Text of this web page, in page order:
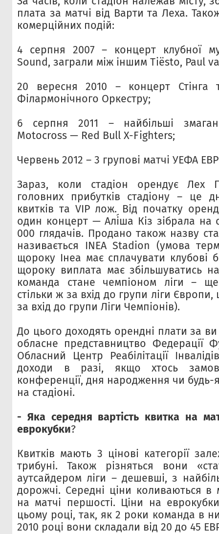
плата за матчі від Варти та Леха.
комерційних подій:
4 серпня 2007 – концерт клубної
Sound, заграли між іншим Tiësto, Paul
20 вересня 2010 – концерт Стінга
Філармонічного Оркестру;
6 серпня 2011 – найбільші
Motocross — Red Bull X-Fighters;
Червень 2012 – 3 групові матчі УЕФА
Зараз, коли стадіон орендує Лех
головних прибутків стадіону – це
квитків та VIP лож. Від початку
один концерт — Алі́ша Кіз зібрала на
000 глядачів. Продано також назву
називається INEA Stadion (умова
щороку Інеа має сплачувати клубові
щороку виплата має збільшуватись
команда стане чемпіоном ліги –
стільки ж за вхід до групи ліги
за вхід до групи Ліги Чемпіонів).
До цього доходять орендні плати за
обласне представництво Федерації
Обласний Центр Реабілітації
доходи в разі, якщо хтось
конференції, дня народження чи будь-
на стадіоні.
- Яка середня вартість квитка на
еврокубки?
Квитків мають 3 цінові категорії
трибуні. Також різняться вони
аутсайдером ліги – дешевші, з
дорожчі. Середні ціни коливаються
на матчі першості. Ціни на
цьому році, так, як 2 роки команда в
2010 році вони складали від 20 до 45